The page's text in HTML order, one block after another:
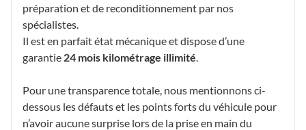
préparation et de reconditionnement par nos
spécialistes.
Il est en parfait état mécanique et dispose d’une
garantie 24 mois kilométrage illimité.
Pour une transparence totale, nous mentionnons ci-
dessous les défauts et les points forts du véhicule pour
n’avoir aucune surprise lors de la prise en main du